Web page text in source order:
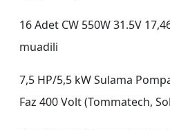
16 Adet CW 550W 31.5V
muadili
7,5 HP/5,5 kW Sulama
Faz 400 Volt (Tommatech,